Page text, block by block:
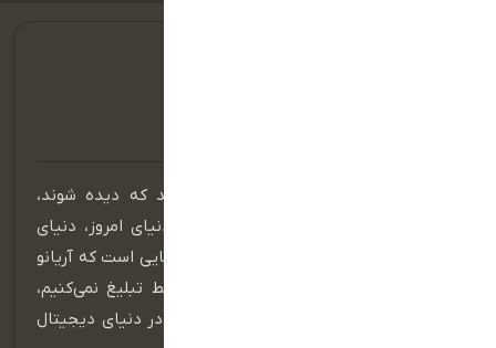
در عصر دیجیتال، برندهایی موفق هستند که دیده شوند،
شنیده شوند و در ذهن مخاطب بمانند. دنیای امروز، دنیای
حضور مؤثر در فضای آنلاین است و اینجا جایی است که آریانو
قدرت واقعی خود را نشان می‌دهد. ما فقط تبلیغ نمی‌کنیم،
بلکه داستان برند شما را می‌سازیم و آن را در دنیای دیجیتال